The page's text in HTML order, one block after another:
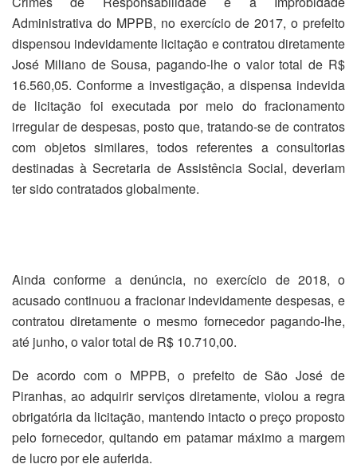
Administrativa do MPPB, no exercício de 2017, o prefeito
dispensou indevidamente licitação e contratou diretamente
José Miliano de Sousa, pagando-lhe o valor total de R$
16.560,05. Conforme a investigação, a dispensa indevida
de licitação foi executada por meio do fracionamento
irregular de despesas, posto que, tratando-se de contratos
com objetos similares, todos referentes a consultorias
destinadas à Secretaria de Assistência Social, deveriam
ter sido contratados globalmente.
Ainda conforme a denúncia, no exercício de 2018, o
acusado continuou a fracionar indevidamente despesas, e
contratou diretamente o mesmo fornecedor pagando-lhe,
até junho, o valor total de R$ 10.710,00.
De acordo com o MPPB, o prefeito de São José de
Piranhas, ao adquirir serviços diretamente, violou a regra
obrigatória da licitação, mantendo intacto o preço proposto
pelo fornecedor, quitando em patamar máximo a margem
de lucro por ele auferida.